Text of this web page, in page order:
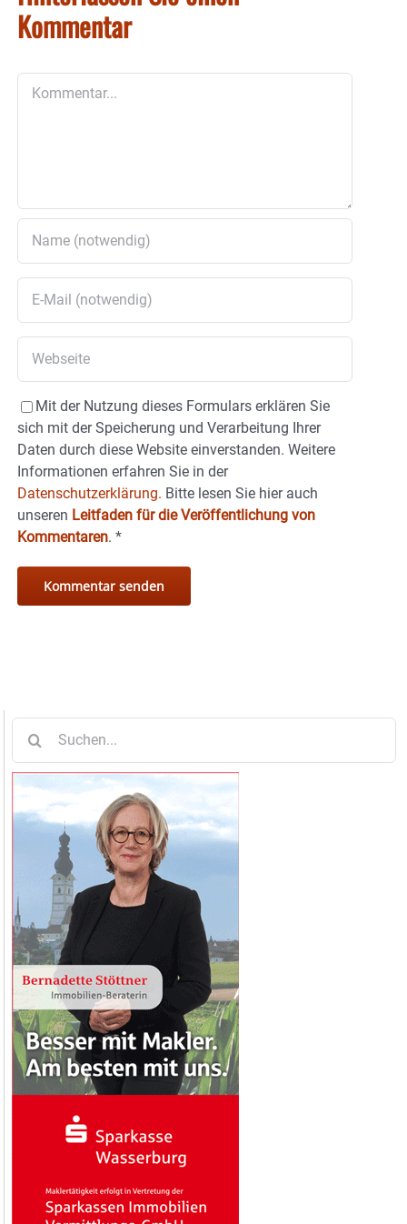
Kommentar
Mit der Nutzung dieses Formulars erklären Sie
sich mit der Speicherung und Verarbeitung Ihrer
Daten durch diese Website einverstanden. Weitere
Informationen erfahren Sie in der
Datenschutzerklärung. Bitte lesen Sie hier auch
unseren Leitfaden für die Veröffentlichung von
Kommentaren. *
nach: